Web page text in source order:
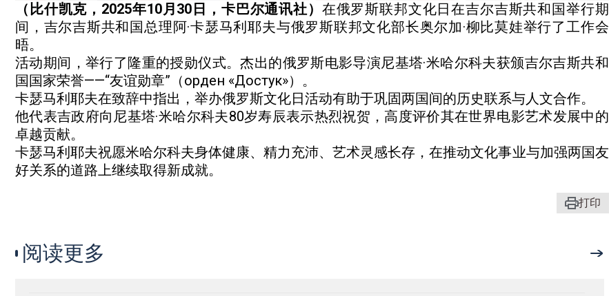
（比什凯克，2025年10月30日，卡巴尔通讯社） 在俄罗斯联邦文化日在吉尔吉斯共和国举行期
间，吉尔吉斯共和国总理阿·卡瑟马利耶夫与俄罗斯联邦文化部长奥尔加·柳比莫娃举行了工作会
晤。
活动期间，举行了隆重的授勋仪式。杰出的俄罗斯电影导演尼基塔·米哈尔科夫获颁吉尔吉斯共和
国国家荣誉——“友谊勋章”（орден «Достук»）。
卡瑟马利耶夫在致辞中指出，举办俄罗斯文化日活动有助于巩固两国间的历史联系与人文合作。
他代表吉政府向尼基塔·米哈尔科夫80岁寿辰表示热烈祝贺，高度评价其在世界电影艺术发展中的
卓越贡献。
卡瑟马利耶夫祝愿米哈尔科夫身体健康、精力充沛、艺术灵感长存，在推动文化事业与加强两国友
好关系的道路上继续取得新成就。
打印
阅读更多